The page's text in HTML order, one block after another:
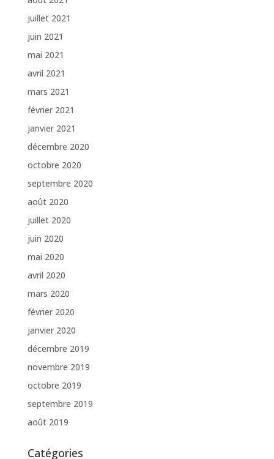
juillet 2021
juin 2021
mai 2021
avril 2021
mars 2021
février 2021
janvier 2021
décembre 2020
octobre 2020
septembre 2020
août 2020
juillet 2020
juin 2020
mai 2020
avril 2020
mars 2020
février 2020
janvier 2020
décembre 2019
novembre 2019
octobre 2019
septembre 2019
août 2019
Catégories